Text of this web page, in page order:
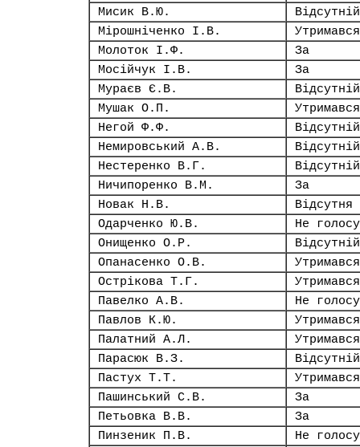
Мисик В.Ю.
Відсутній
Мірошніченко І.В.
Утримався
Молоток І.Ф.
За
Мосійчук І.В.
За
Мураєв Є.В.
Відсутній
Мушак О.П.
Утримався
Негой Ф.Ф.
Відсутній
Немировський А.В.
Відсутній
Нестеренко В.Г.
Відсутній
Ничипоренко В.М.
За
Новак Н.В.
Відсутня
Одарченко Ю.В.
Не
Онищенко О.Р.
Відсутній
Опанасенко О.В.
Утримався
Острікова Т.Г.
Утримався
Павелко А.В.
Не
Павлов К.Ю.
Утримався
Палатний А.Л.
Утримався
Парасюк В.З.
Відсутній
Пастух Т.Т.
Утримався
Пашинський С.В.
За
Петьовка В.В.
За
Пинзеник П.В.
Не